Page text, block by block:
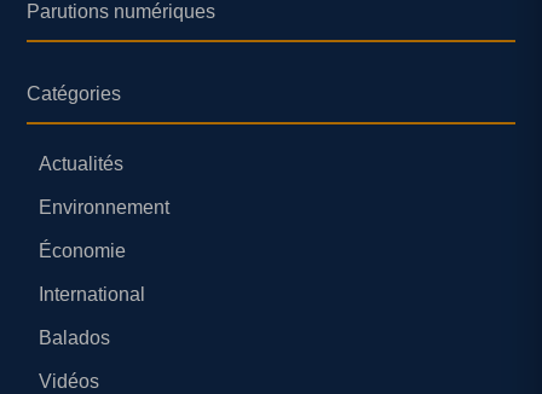
Parutions numériques
Catégories
Actualités
Environnement
Économie
International
Balados
Vidéos